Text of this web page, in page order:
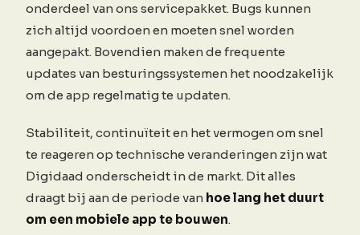
onderdeel van ons servicepakket. Bugs kunnen
zich altijd voordoen en moeten snel worden
aangepakt. Bovendien maken de frequente
updates van besturingssystemen het noodzakelijk
om de app regelmatig te updaten.
Stabiliteit, continuïteit en het vermogen om snel
te reageren op technische veranderingen zijn wat
Digidaad onderscheidt in de markt. Dit alles
draagt bij aan de periode van hoe lang het duurt
om een mobiele app te bouwen.